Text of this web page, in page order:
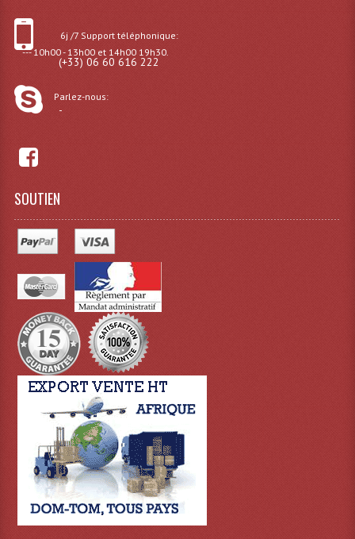
6j /7 Support téléphonique:
--- 10h00 - 13h00 et 14h00 19h30.
(+33) 06 60 616 222
Parlez-nous:
-
SOUTIEN